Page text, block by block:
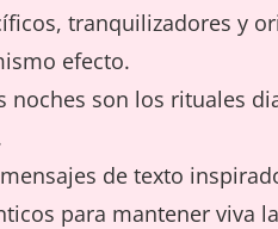
tranquilizadores y
efecto.
noches son los rituales
de texto
para mantener viva